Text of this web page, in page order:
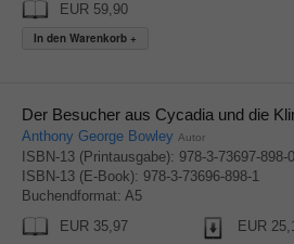
EUR 59,90
Der Besucher aus Cycadia und die
Anthony George Bowley Autor
ISBN-13 (Printausgabe): 978-3-73697-898-0
ISBN-13 (E-Book): 978-3-73696-898-1
Buchendformat: A5
EUR 35,97
EUR